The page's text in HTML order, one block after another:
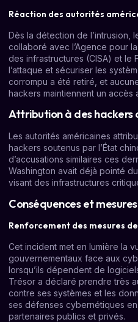
Réaction des autorités
Dès la détection de l’intrusion,
collaboré avec l’Agence pour
des infrastructures (CISA) et le
l’attaque et sécuriser les
corrompu a été retiré, et
hackers maintiennent un accès
Attribution à des hackers
Les autorités américaines
hackers soutenus par l’État
d’accusations similaires ces
Washington avait déjà pointé
visant des infrastructures
Conséquences et
Renforcement des mesures
Cet incident met en lumière la
gouvernementaux face aux
lorsqu’ils dépendent de
Trésor a déclaré prendre très
contre ses systèmes et les
ses défenses cybernétiques
partenaires publics et privés.